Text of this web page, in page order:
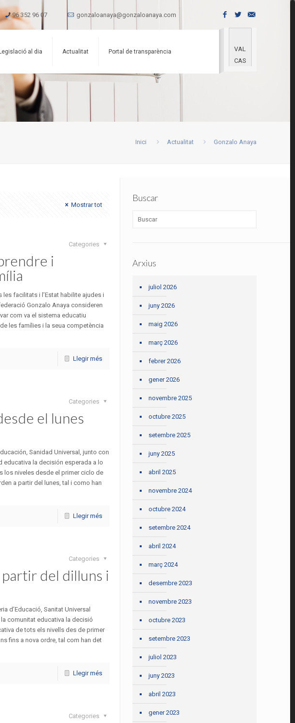
96 352 96 07 gonzaloanaya@gonzaloanaya.com
Legislació al dia Actualitat Portal de transparència
VAL
CAS
Inici Actualitat Gonzalo Anaya
Mostrar tot
Categories
i
facilitats i l’Estat habilite ajudes i
Gonzalo Anaya consideren
com va el sistema educatiu
les famílies i la seua competència
Llegir més
Categories
el lunes
Sanidad Universal, junto con
educativa la decisión esperada a lo
los niveles desde el primer ciclo de
a partir del lunes, tal i como han
Llegir més
Categories
partir del dilluns i
d’Educació, Sanitat Universal
comunitat educativa la decisió
de tots els nivells des de primer
fins a nova ordre, tal com han det
Llegir més
Categories
Buscar
Arxius
juliol 2026
juny 2026
maig 2026
març 2026
febrer 2026
gener 2026
novembre 2025
octubre 2025
setembre 2025
juny 2025
abril 2025
novembre 2024
octubre 2024
setembre 2024
abril 2024
març 2024
desembre 2023
novembre 2023
octubre 2023
setembre 2023
juliol 2023
juny 2023
abril 2023
gener 2023